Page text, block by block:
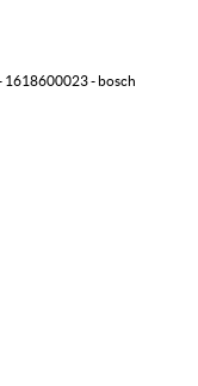
1618600023 - bosch